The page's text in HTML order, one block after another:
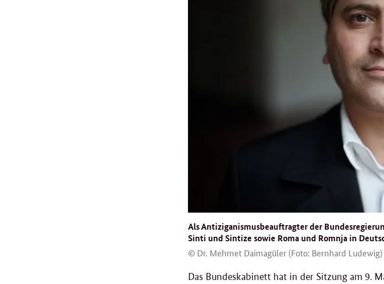
Als Antiziganismusbeauftragter der
Sinti und Sintize sowie Roma und Romnja in
© Dr. Mehmet Daimagüler (Foto: Bernhard Ludewig)
Das Bundeskabinett hat in der Sitzung am 9.